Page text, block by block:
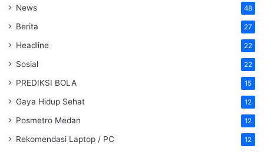
News 48
Berita 27
Headline 22
Sosial 22
PREDIKSI BOLA 15
Gaya Hidup Sehat 12
Posmetro Medan 12
Rekomendasi Laptop / PC 12